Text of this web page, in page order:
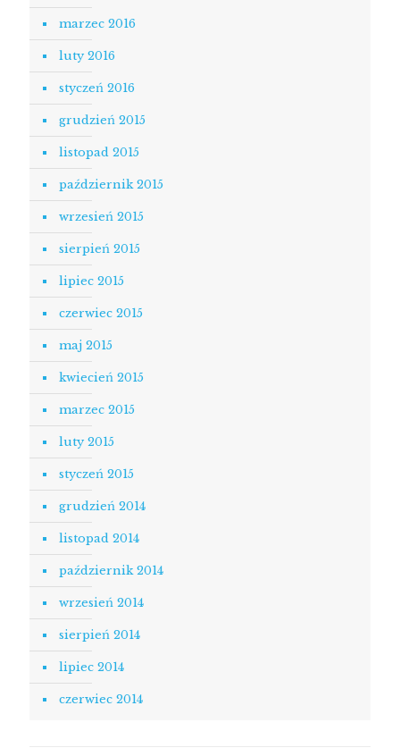
marzec 2016
luty 2016
styczeń 2016
grudzień 2015
listopad 2015
październik 2015
wrzesień 2015
sierpień 2015
lipiec 2015
czerwiec 2015
maj 2015
kwiecień 2015
marzec 2015
luty 2015
styczeń 2015
grudzień 2014
listopad 2014
październik 2014
wrzesień 2014
sierpień 2014
lipiec 2014
czerwiec 2014